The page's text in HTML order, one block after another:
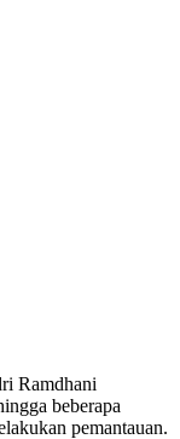
Ramdhani
beberapa
pemantauan.